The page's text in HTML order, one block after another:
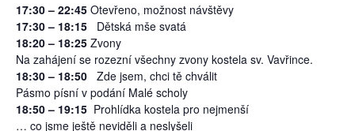
17:30 – 22:45 Otevřeno, možnost návštěvy
17:30 – 18:15 Dětská mše svatá
18:20 – 18:25 Zvony
Na zahájení se rozezní všechny zvony kostela sv. Vavřince.
18:30 – 18:50 Zde jsem, chci tě chválit
Pásmo písní v podání Malé scholy
18:50 – 19:15 Prohlídka kostela pro nejmenší
… co jsme ještě neviděli a neslyšeli